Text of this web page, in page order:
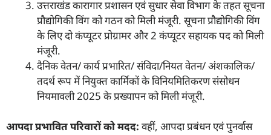
उत्तराखंड कारागार प्रशासन एवं सुधार सेवा विभाग के तहत सूचना
प्रौद्योगिकी विंग को गठन को मिली मंजूरी. सूचना प्रौद्योगिकी विंग
के लिए दो कंप्यूटर प्रोग्रामर और 2 कंप्यूटर सहायक पद को मिली
मंजूरी.
दैनिक वेतन/ कार्य प्रभारित/ संविदा/नियत वेतन/ अंशकालिक/
तदर्थ रूप में नियुक्त कार्मिकों के विनियमितिकरण संसोधन
नियमावली 2025 के प्रख्यापन को मिली मंजूरी.
आपदा प्रभावित परिवारों को मदद: वहीं, आपदा प्रबंधन एवं पुनर्वास